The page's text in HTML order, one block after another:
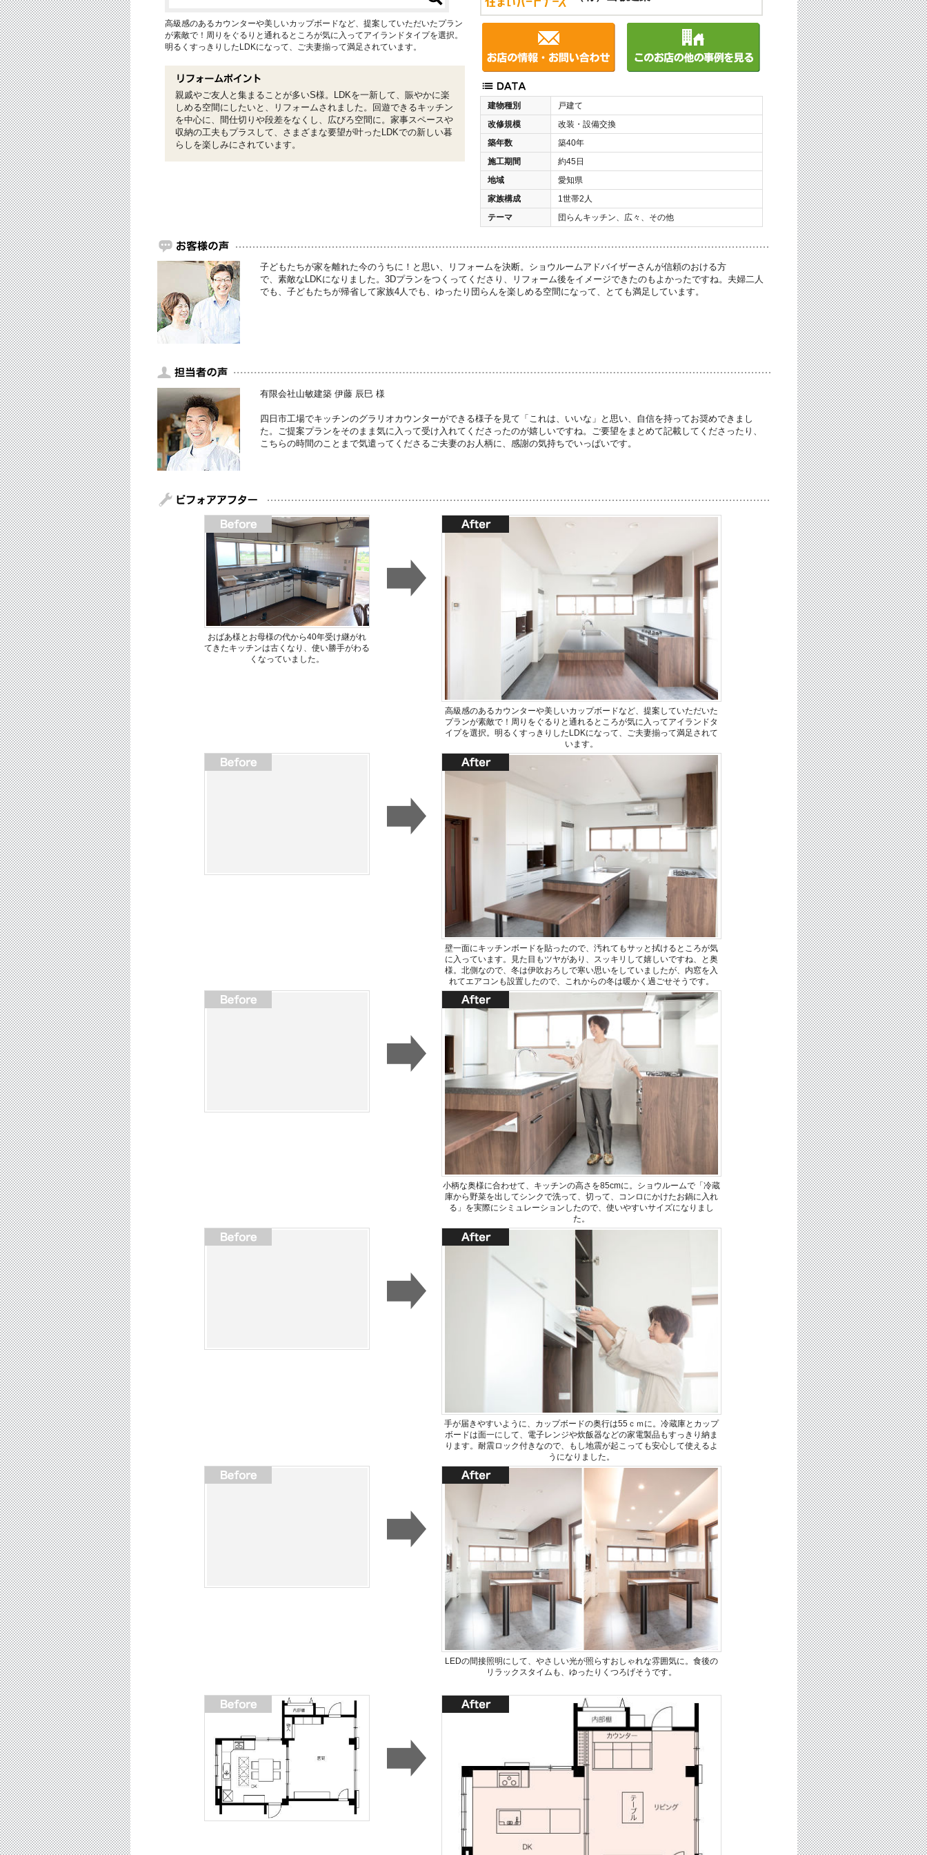
建物種別
戸建て
改修規模
改装・設備交換
築年数
築40年
施工期間
約45日
地域
愛知県
家族構成
1世帯2人
テーマ
団らんキッチン、広々、その他
高級感のあるカウンターや美しいカップボードなど、提案していただいたプラン
が素敵で！周りをぐるりと通れるところが気に入ってアイランドタイプを選択。
明るくすっきりしたLDKになって、ご夫妻揃って満足されています。
親戚やご友人と集まることが多いS様。LDKを一新して、賑やかに楽
しめる空間にしたいと、リフォームされました。回遊できるキッチン
を中心に、間仕切りや段差をなくし、広びろ空間に。家事スペースや
収納の工夫もプラスして、さまざまな要望が叶ったLDKでの新しい暮
らしを楽しみにされています。
子どもたちが家を離れた今のうちに！と思い、リフォームを決断。ショウルームアドバイザーさんが信頼のおける方
で、素敵なLDKになりました。3Dプランをつくってくださり、リフォーム後をイメージできたのもよかったですね。夫婦二人
でも、子どもたちが帰省して家族4人でも、ゆったり団らんを楽しめる空間になって、とても満足しています。
有限会社山敏建築 伊藤 辰巳 様
四日市工場でキッチンのグラリオカウンターができる様子を見て「これは、いいな」と思い、自信を持ってお奨めできまし
た。ご提案プランをそのまま気に入って受け入れてくださったのが嬉しいですね。ご要望をまとめて記載してくださったり、
こちらの時間のことまで気遣ってくださるご夫妻のお人柄に、感謝の気持ちでいっぱいです。
おばあ様とお母様の代から40年受け継がれ
てきたキッチンは古くなり、使い勝手がわる
くなっていました。
高級感のあるカウンターや美しいカップボードなど、提案していただいた
プランが素敵で！周りをぐるりと通れるところが気に入ってアイランドタ
イプを選択。明るくすっきりしたLDKになって、ご夫妻揃って満足されて
います。
壁一面にキッチンボードを貼ったので、汚れてもサッと拭けるところが気
に入っています。見た目もツヤがあり、スッキリして嬉しいですね、と奥
様。北側なので、冬は伊吹おろしで寒い思いをしていましたが、内窓を入
れてエアコンも設置したので、これからの冬は暖かく過ごせそうです。
小柄な奥様に合わせて、キッチンの高さを85cmに。ショウルームで「冷蔵
庫から野菜を出してシンクで洗って、切って、コンロにかけたお鍋に入れ
る」を実際にシミュレーションしたので、使いやすいサイズになりまし
た。
手が届きやすいように、カップボードの奥行は55ｃｍに。冷蔵庫とカップ
ボードは面一にして、電子レンジや炊飯器などの家電製品もすっきり納ま
ります。耐震ロック付きなので、もし地震が起こっても安心して使えるよ
うになりました。
LEDの間接照明にして、やさしい光が照らすおしゃれな雰囲気に。食後の
リラックスタイムも、ゆったりくつろげそうです。